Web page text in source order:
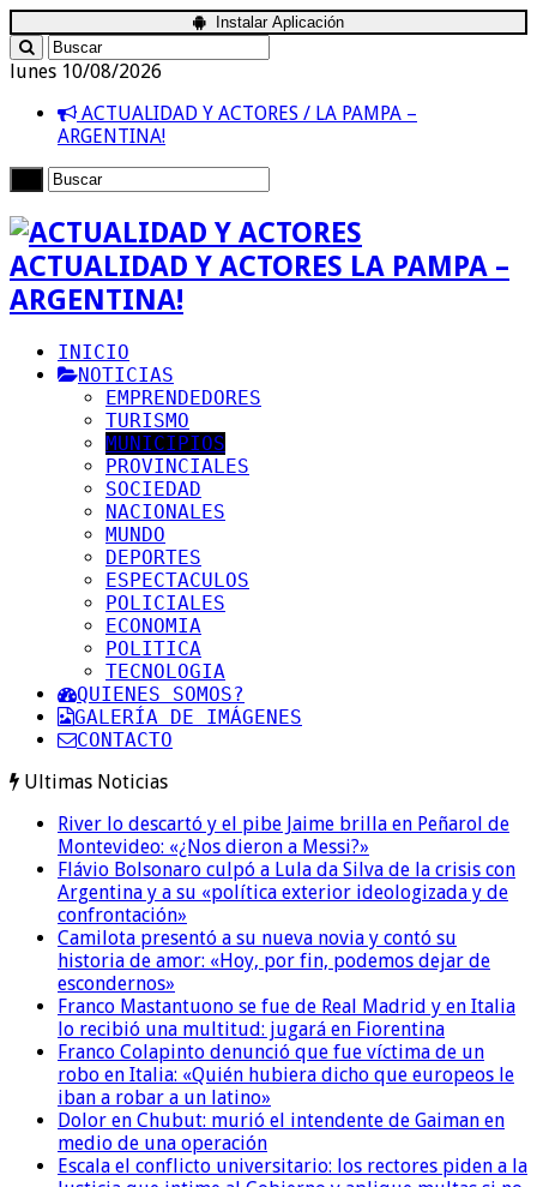
Instalar Aplicación
lunes 10/08/2026
ACTUALIDAD Y ACTORES / LA PAMPA –
ARGENTINA!
ACTUALIDAD Y ACTORES LA PAMPA –
ARGENTINA!
INICIO
NOTICIAS
EMPRENDEDORES
TURISMO
MUNICIPIOS
PROVINCIALES
SOCIEDAD
NACIONALES
MUNDO
DEPORTES
ESPECTACULOS
POLICIALES
ECONOMIA
POLITICA
TECNOLOGIA
QUIENES SOMOS?
GALERÍA DE IMÁGENES
CONTACTO
Ultimas Noticias
River lo descartó y el pibe Jaime brilla en Peñarol de
Montevideo: «¿Nos dieron a Messi?»
Flávio Bolsonaro culpó a Lula da Silva de la crisis con
Argentina y a su «política exterior ideologizada y de
confrontación»
Camilota presentó a su nueva novia y contó su
historia de amor: «Hoy, por fin, podemos dejar de
escondernos»
Franco Mastantuono se fue de Real Madrid y en Italia
lo recibió una multitud: jugará en Fiorentina
Franco Colapinto denunció que fue víctima de un
robo en Italia: «Quién hubiera dicho que europeos le
iban a robar a un latino»
Dolor en Chubut: murió el intendente de Gaiman en
medio de una operación
Escala el conflicto universitario: los rectores piden a la